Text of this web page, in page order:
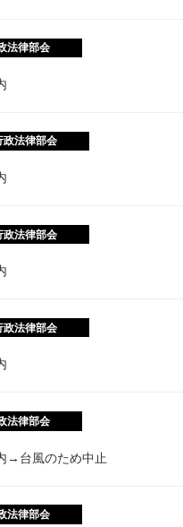
法律部会
政法律部会
政法律部会
政法律部会
法律部会
→台風のため中止
法律部会